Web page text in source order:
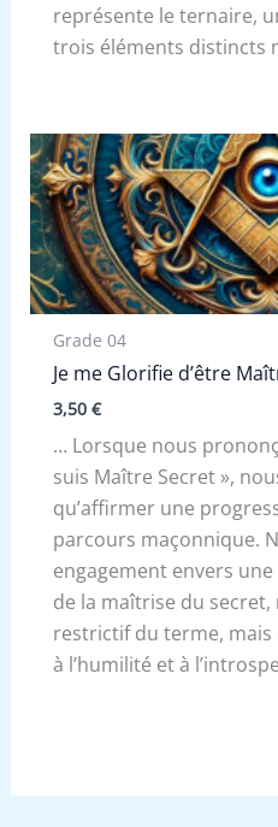
représente le ternaire,
trois éléments distincts
Grade 04
Je me Glorifie d’être
3,50 €
… Lorsque nous
suis Maître Secret »,
qu’affirmer une
parcours maçonnique.
engagement envers
de la maîtrise du secret,
restrictif du terme,
à l’humilité et à